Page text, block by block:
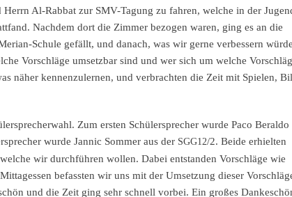
Al-Rabbat zur SMV-Tagung zu fahren, welche in der
Nachdem dort die Zimmer bezogen waren, ging es an die
Schule gefällt, und danach, was wir gerne verbes­sern
Vorschlä­ge umsetz­bar sind und wer sich um welche
näher kennen­zu­ler­nen, und verbrach­ten die Zeit mit Spielen,
Zum ersten Schüler­spre­cher wurde Paco Beral­do
wurde Jannic Sommer aus der SGG12/2. Beide erhiel­ten
wir durch­füh­ren wollen. Dabei entstan­den Vorschlä­ge wie
befass­ten wir uns mit der Umset­zung dieser
und die Zeit ging sehr schnell vorbei. Ein großes